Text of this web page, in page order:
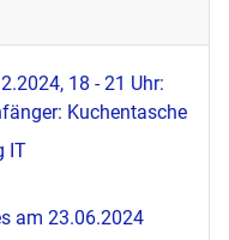
18 - 21 Uhr:
Kuchentasche
IT
am 23.06.2024